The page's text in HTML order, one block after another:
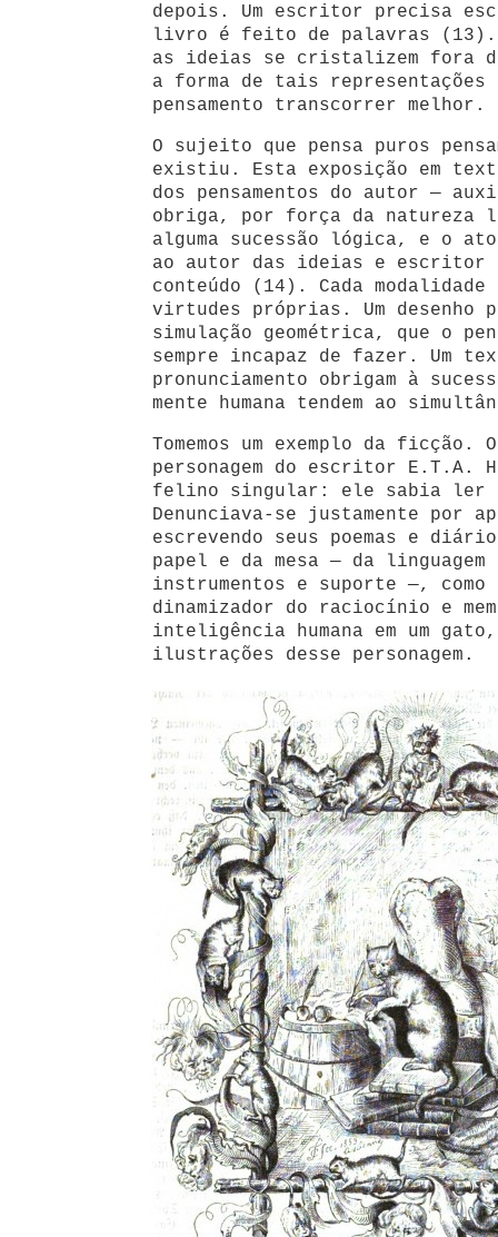
depois. Um escritor precisa
livro é feito de palavras (13).
as ideias se cristalizem fora
a forma de tais
pensamento transcorrer melhor.
O sujeito que pensa puros
existiu. Esta exposição em
dos pensamentos do autor —
obriga, por força da
alguma sucessão lógica, e o
ao autor das ideias e escritor
conteúdo (14). Cada modalidade
virtudes próprias. Um desenho
simulação geométrica, que o
sempre incapaz de fazer. Um
pronunciamento obrigam à
mente humana tendem ao
Tomemos um exemplo da ficção.
personagem do escritor E.T.A.
felino singular: ele sabia ler
Denunciava-se justamente por
escrevendo seus poemas e
papel e da mesa — da
instrumentos e suporte —, como
dinamizador do raciocínio e
inteligência humana em um
ilustrações desse personagem.